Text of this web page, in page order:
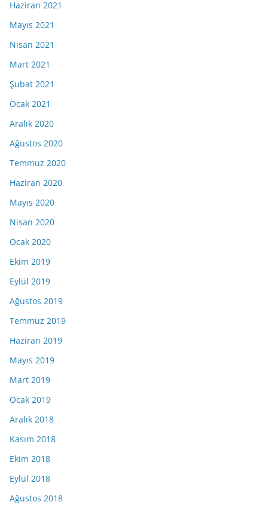
Haziran 2021
Mayıs 2021
Nisan 2021
Mart 2021
Şubat 2021
Ocak 2021
Aralık 2020
Ağustos 2020
Temmuz 2020
Haziran 2020
Mayıs 2020
Nisan 2020
Ocak 2020
Ekim 2019
Eylül 2019
Ağustos 2019
Temmuz 2019
Haziran 2019
Mayıs 2019
Mart 2019
Ocak 2019
Aralık 2018
Kasım 2018
Ekim 2018
Eylül 2018
Ağustos 2018